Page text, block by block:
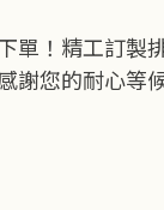
單！精工訂製
謝您的耐心等